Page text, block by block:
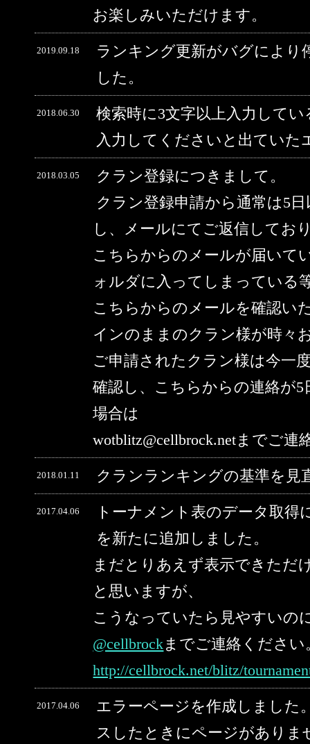
お楽しみいただけます。
2019.09.18
ランキング更新がバグにより
した。
2018.06.30
検索時に3文字以上入力して
入力してくださいと出ていた
2018.03.05
クラン登録につきまして。
クラン登録申請から通常は5
し、メールにてご返信してお
こちらからのメールが届いて
ォルダに入ってしまっている
こちらからのメールを確認い
インのままのクラン様が時々
ご申請されたクラン様は今一
確認し、こちらからの連絡が
場合は
wotblitz@cellbrock.netまでご連
2018.01.11 クランランキングの基準を見
2017.04.06
トーナメント表のデータ取
を新たに追加しました。
まだとりあえず表示できただ
と思いますが、
こうなっていたら見やすいの
@cellbrockまでご連絡ください
http://cellbrock.net/blitz/
2017.04.06
エラーページを作成しました
スしたときにページがありま